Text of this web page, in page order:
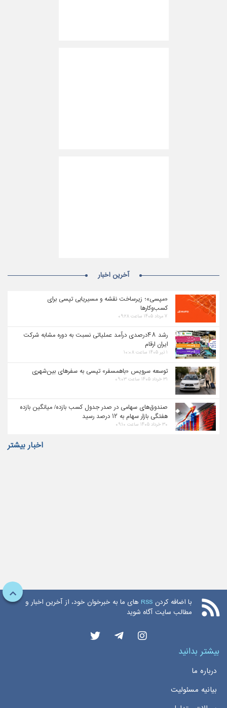
آخرین اخبار
«مپسی»؛ زیرساخت نقشه و مسیریابی تپسی برای
کسب‌وکارها
۷ مرداد ۱۴۰۵ ساعت ۰۹:۲۸
رشد ۴۸درصدی درآمد عملیاتی نسبت به دوره مشابه شرکت
ایران ارقام
۱ تیر ۱۴۰۵ ساعت ۱۰:۰۸
توسعه سرویس «باهمسفر» تپسی به سفرهای بین‌شهری
۳۱ خرداد ۱۴۰۵ ساعت ۰۹:۰۳
صندوق‌های سهامی در صدر جدول کسب بازده/ میانگین بازده
هفتگی بازار سهام به ۱۲ درصد رسید
۳۰ خرداد ۱۴۰۵ ساعت ۰۹:۱۰
اخبار بیشتر
با اضافه کردن RSS های ما به خبرخوان خود، از آخرین اخبار و
مطالب سایت آگاه شوید
بیشتر بدانید
درباره ما
بیانیه مسئولیت